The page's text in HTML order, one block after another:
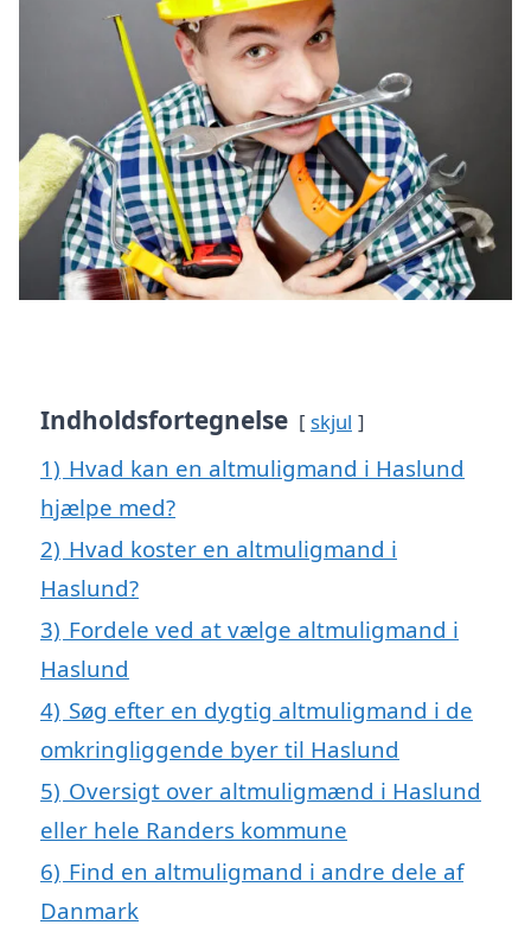
Indholdsfortegnelse skjul
1) Hvad kan en altmuligmand i Haslund
hjælpe med?
2) Hvad koster en altmuligmand i
Haslund?
3) Fordele ved at vælge altmuligmand i
Haslund
4) Søg efter en dygtig altmuligmand i de
omkringliggende byer til Haslund
5) Oversigt over altmuligmænd i Haslund
eller hele Randers kommune
6) Find en altmuligmand i andre dele af
Danmark